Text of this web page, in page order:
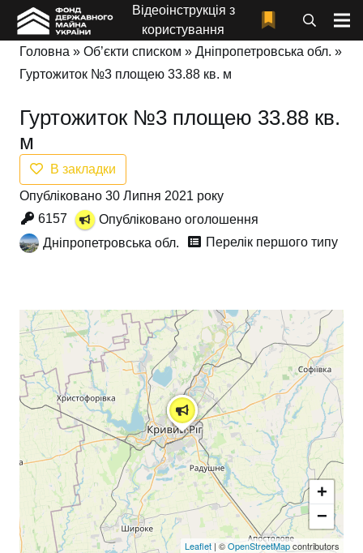
Відеоінструкція з
користування
Головна » Об’єкти списком » Дніпропетровська обл. »
Гуртожиток №3 площею 33.88 кв. м
Гуртожиток №3 площею 33.88 кв.
м
В закладки
Опубліковано 30 Липня 2021 року
6157
Опубліковано оголошення
Дніпропетровська обл.
Перелік першого типу
+
−
Leaflet | ©OpenStreetMapcontributors